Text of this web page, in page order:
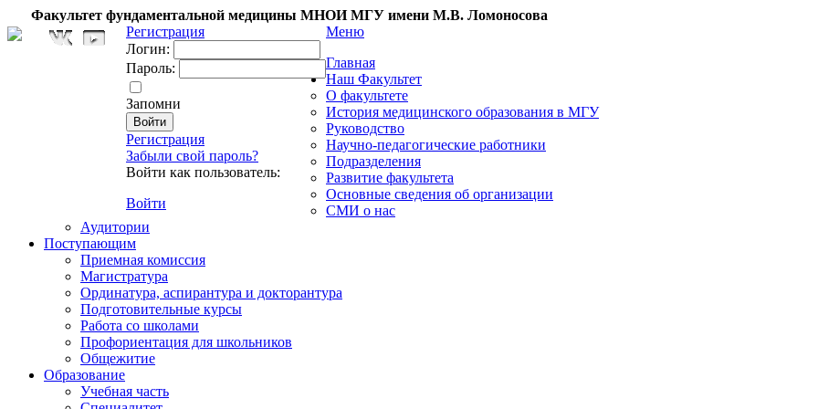
Факультет фундаментальной медицины МНОИ МГУ имени М.В. Ломоносова
Регистрация
Логин:
Пароль:
Запомни
Регистрация
Забыли свой пароль?
Войти как пользователь:
Войти
Меню
Главная
Наш Факультет
О факультете
История медицинского образования в МГУ
Руководство
Научно-педагогические работники
Подразделения
Развитие факультета
Основные сведения об организации
СМИ о нас
Аудитории
Поступающим
Приемная комиссия
Магистратура
Ординатура, аспирантура и докторантура
Подготовительные курсы
Работа со школами
Профориентация для школьников
Общежитие
Образование
Учебная часть